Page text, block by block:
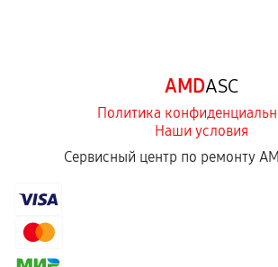
AMDASC
Политика
Наши условия
Сервисный центр по ремонту